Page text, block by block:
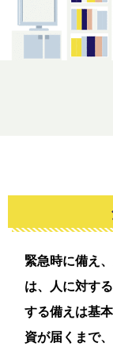
緊急時に備え
は、人に対す
する備えは基
資が届くまで